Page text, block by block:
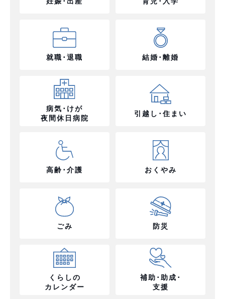
就職･退職 結婚･離婚
病気･けが
夜間休日病院
引越し･住まい
高齢･介護 おくやみ
ごみ 防災
くらしの
カレンダー
補助･助成･
支援